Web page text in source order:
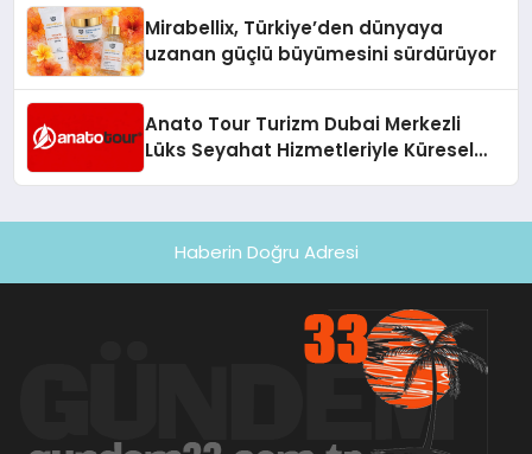
Mirabellix, Türkiye’den dünyaya
uzanan güçlü büyümesini sürdürüyor
Anato Tour Turizm Dubai Merkezli
Lüks Seyahat Hizmetleriyle Küresel
Haberin Doğru Adresi